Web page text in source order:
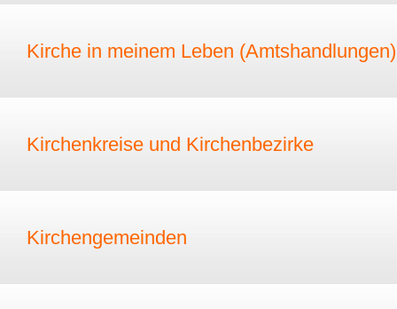
Kirche in meinem Leben (Amtshandlungen)
Kirchenkreise und Kirchenbezirke
Kirchengemeinden